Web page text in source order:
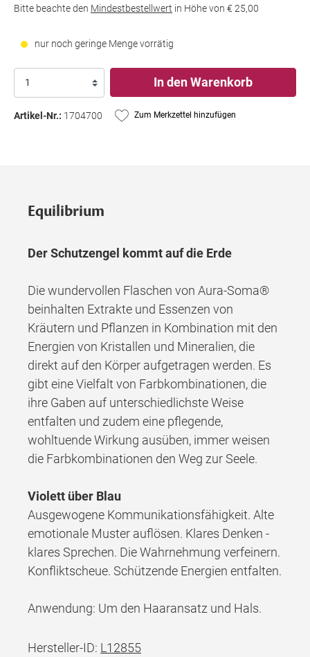
Bitte beachte den Mindestbestellwert in Höhe von € 25,00
nur noch geringe Menge vorrätig
In den Warenkorb
Artikel-Nr.: 1704700 Zum Merkzettel hinzufügen
Equilibrium
Der Schutzengel kommt auf die Erde
Die wundervollen Flaschen von Aura-Soma®
beinhalten Extrakte und Essenzen von
Kräutern und Pflanzen in Kombination mit den
Energien von Kristallen und Mineralien, die
direkt auf den Körper aufgetragen werden. Es
gibt eine Vielfalt von Farbkombinationen, die
ihre Gaben auf unterschiedlichste Weise
entfalten und zudem eine pflegende,
wohltuende Wirkung ausüben, immer weisen
die Farbkombinationen den Weg zur Seele.
Violett über Blau
Ausgewogene Kommunikationsfähigkeit. Alte
emotionale Muster auflösen. Klares Denken -
klares Sprechen. Die Wahrnehmung verfeinern.
Konfliktscheue. Schützende Energien entfalten.
Anwendung: Um den Haaransatz und Hals.
Hersteller-ID: L12855